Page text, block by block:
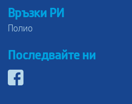
Връзки РИ
Полио
Последвайте ни